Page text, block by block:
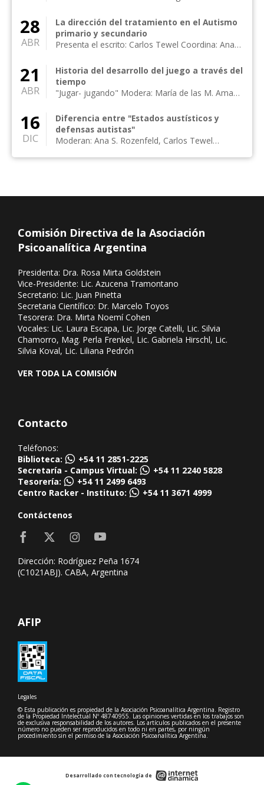
28
ABR
La dirección del tratamiento en el Autismo
primario y secundario
Presenta el escrito: Carlos Tewel Coordina: Ana
21
ABR
Historia del desarrollo del juego a través del
tiempo
"Jugar- jugando" Modera: María de las M. Amado
16
DIC
Diferencia entre "Estados austísticos y
defensas autistas"
Moderan: Ana S. Rozenfeld, Carlos Tewel
Comisión Directiva de la Asociación
Psicoanalítica Argentina
Presidenta: Dra. Rosa Mirta Goldstein
Vice-Presidente: Lic. Azucena Tramontano
Secretario: Lic. Juan Pinetta
Secretaria Científico: Dr. Marcelo Toyos
Tesorera: Dra. Mirta Noemí Cohen
Vocales: Lic. Laura Escapa, Lic. Jorge Catelli, Lic. Silvia
Chamorro, Mag. Perla Frenkel, Lic. Gabriela Hirschl, Lic.
Silvia Koval, Lic. Liliana Pedrón
VER TODA LA COMISIÓN
Contacto
Teléfonos:
Biblioteca:
+54 11 2851-2225
Secretaría - Campus Virtual:
+54 11 2240 5828
Tesorería:
+54 11 2499 6493
Centro Racker - Instituto:
+54 11 3671 4999
Contáctenos
Dirección: Rodríguez Peña 1674
(C1021ABJ). CABA, Argentina
AFIP
Legales
© Esta publicación es propiedad de la Asociación Psicoanalítica Argentina. Registro
de la Propiedad Intelectual Nº 48740955. Las opiniones vertidas en los trabajos son
de exclusiva responsabilidad de los autores. Los artículos publicados en el presente
número no pueden ser reproducidos en todo ni en partes, por ningún
procedimiento sin el permiso de la Asociación Psicoanalítica Argentina.